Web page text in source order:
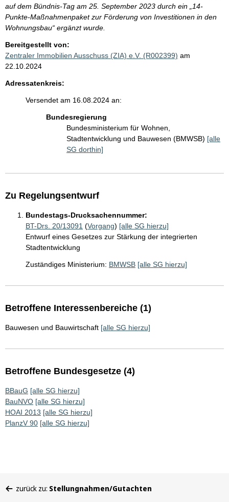
auf dem Bündnis-Tag am 25. September 2023 durch ein „14-
Punkte-Maßnahmenpaket zur Förderung von Investitionen in den
Wohnungsbau“ ergänzt wurde.
Bereitgestellt von:
Zentraler Immobilien Ausschuss (ZIA) e.V. (R002399) am
22.10.2024
Adressatenkreis:
Versendet am 16.08.2024 an:
Bundesregierung
Bundesministerium für Wohnen,
Stadtentwicklung und Bauwesen (BMWSB) [alle
SG dorthin]
Zu Regelungsentwurf
Bundestags-Drucksachennummer:
BT-Drs. 20/13091 (Vorgang) [alle SG hierzu]
Entwurf eines Gesetzes zur Stärkung der integrierten
Stadtentwicklung
Zuständiges Ministerium: BMWSB [alle SG hierzu]
Betroffene Interessenbereiche (1)
Bauwesen und Bauwirtschaft [alle SG hierzu]
Betroffene Bundesgesetze (4)
BBauG [alle SG hierzu]
BauNVO [alle SG hierzu]
HOAI 2013 [alle SG hierzu]
PlanzV 90 [alle SG hierzu]
befinden
zurück zu: Stellungnahmen/Gutachten